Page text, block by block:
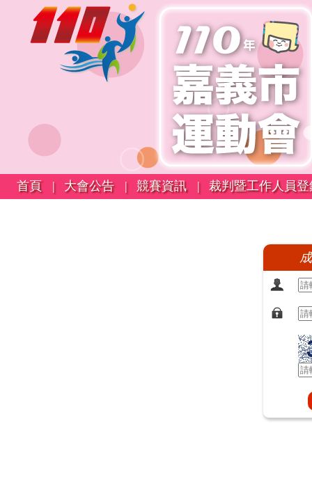
首頁 | 大會公告 | 競賽資訊 | 裁判暨工作人員